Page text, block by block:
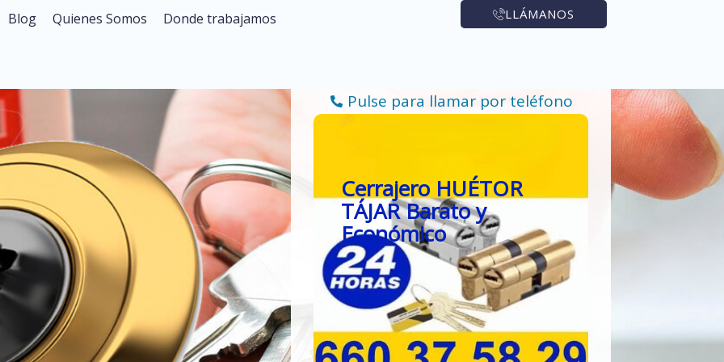
Blog Quienes Somos Donde trabajamos LLÁMANOS
Pulse para llamar por teléfono
Cerrajero HUÉTOR
TÁJAR Barato y
Económico